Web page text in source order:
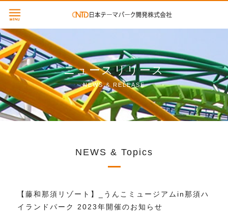
ニュースリリース
NEWS & RELEASE
NEWS & Topics
【藤和那須リゾート】_うんこミュージアムin那須ハ
イランドパーク 2023年開催のお知らせ